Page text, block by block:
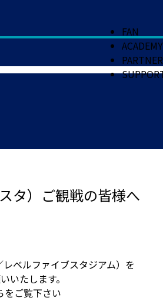
FAN
PARTNER
タ）ご観戦の皆様へ
ベルファイブスタジアム）を
いたします。
をご覧下さい